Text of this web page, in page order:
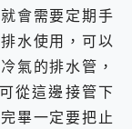
會需要定期手
水使用，可以
氣的排水管，
從這邊接管下
畢一定要把止